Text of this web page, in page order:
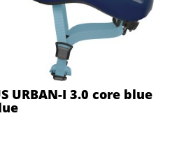
URBAN-I 3.0 core blue